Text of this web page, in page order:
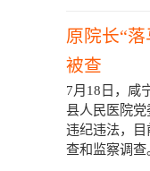
原院长“
被查
7月18日，咸
县人民医院
违纪违法，
查和监察调